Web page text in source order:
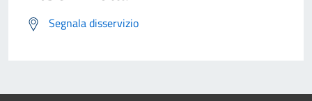
Segnala disservizio